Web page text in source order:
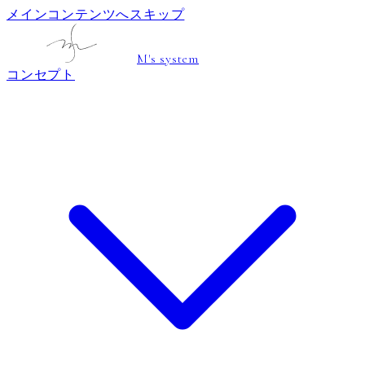
メインコンテンツへスキップ
M's system
コンセプト